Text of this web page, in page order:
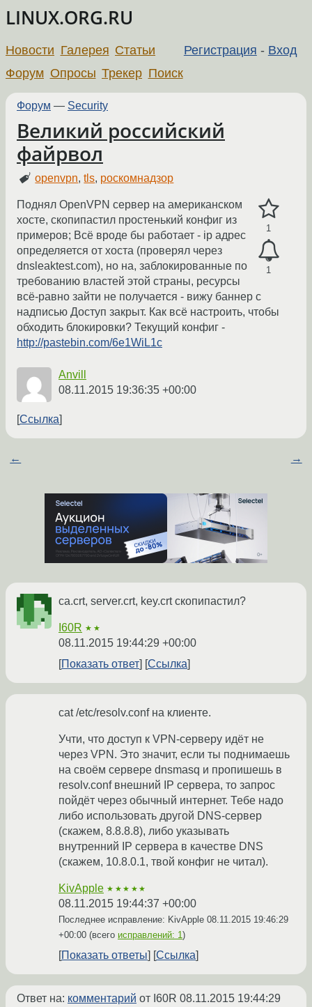
LINUX.ORG.RU
Регистрация - Вход
Новости Галерея Статьи
Форум Опросы Трекер Поиск
Форум — Security
Великий российский
файрвол
openvpn,tls, роскомнадзор
1
1
Поднял OpenVPN сервер на американском
хосте, скопипастил простенький конфиг из
примеров; Всё вроде бы работает - ip адрес
определяется от хоста (проверял через
dnsleaktest.com), но на, заблокированные по
требованию властей этой страны, ресурсы
всё-равно зайти не получается - вижу баннер с
надписью Доступ закрыт. Как всё настроить, чтобы
обходить блокировки? Текущий конфиг -
http://pastebin.com/6e1WiL1c
Anvill
08.11.2015 19:36:35 +00:00
Ссылка
← →
ca.crt, server.crt, key.crt скопипастил?
I60R ★★
08.11.2015 19:44:29 +00:00
Показать ответ
Ссылка
cat /etc/resolv.conf на клиенте.
Учти, что доступ к VPN-серверу идёт не
через VPN. Это значит, если ты поднимаешь
на своём сервере dnsmasq и пропишешь в
resolv.conf внешний IP сервера, то запрос
пойдёт через обычный интернет. Тебе надо
либо использовать другой DNS-сервер
(скажем, 8.8.8.8), либо указывать
внутренний IP сервера в качестве DNS
(скажем, 10.8.0.1, твой конфиг не читал).
KivApple ★★★★★
08.11.2015 19:44:37 +00:00
Последнее исправление: KivApple 08.11.2015 19:46:29
+00:00 (всего исправлений: 1)
Показать ответы Ссылка
Ответ на: комментарий от I60R 08.11.2015 19:44:29